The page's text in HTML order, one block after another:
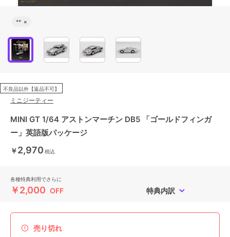
** ×
不良品以外【返品不可】
ミニジーティー
MINI GT 1/64 アストンマーチン DB5 「ゴールドフィンガ
ー」英語版パッケージ
￥2,970 税込
各種特典利用でさらに
￥2,000 OFF 特典内訳
売り切れ